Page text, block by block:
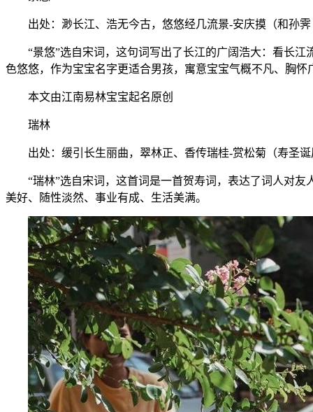
出处：渺长江、浩无今古，悠悠经几流景-安庆摸（和孙霁
“景悠”选自宋词，这句词写出了长江的广阔浩大：看长江
色悠悠，作为宝宝名字更适合男孩，寓意宝宝气概不凡、胸
本文由江南易林宝宝起名原创
瑞林
出处：缓引长生丽曲，翠林正、香传瑞桂-赏松菊（寿圣诞
“瑞林”选自宋词，这首词是一首贺寿词，表达了词人对友
美好、随性淡然、事业有成、生活美满。